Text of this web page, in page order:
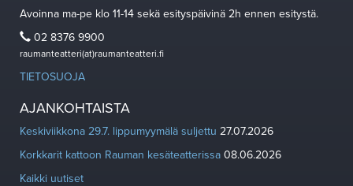
Avoinna ma-pe klo 11-14 sekä esityspäivinä 2h ennen esitystä.
02 8376 9900
raumanteatteri(at)raumanteatteri.fi
TIETOSUOJA
AJANKOHTAISTA
Keskiviikkona 29.7. lippumyymälä suljettu 27.07.2026
Korkkarit kattoon Rauman kesäteatterissa 08.06.2026
Kaikki uutiset